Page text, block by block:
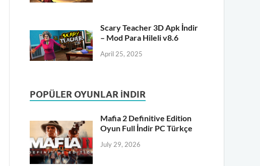
Scary Teacher 3D Apk İndir
– Mod Para Hileli v8.6
April 25, 2025
POPÜLER OYUNLAR İNDIR
Mafia 2 Definitive Edition
Oyun Full İndir PC Türkçe
July 29, 2026